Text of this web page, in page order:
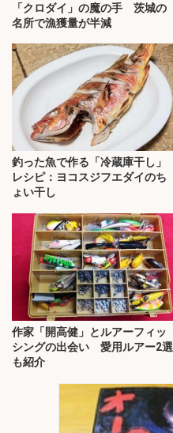
「クロダイ」の魔の手 茨城の
名所で漁獲量が半減
釣った魚で作る「冷蔵庫干し」
レシピ：ヨコスジフエダイのち
ょい干し
作家「開高健」とルアーフィッ
シングの出会い 愛用ルアー2選
も紹介